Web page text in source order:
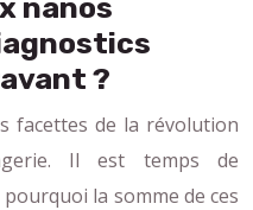
nanos
?
facettes de la révolution
Il est temps de
la somme de ces